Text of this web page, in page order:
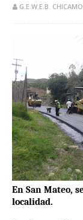
G.E.W.E.B.
En San Mateo,
localidad.